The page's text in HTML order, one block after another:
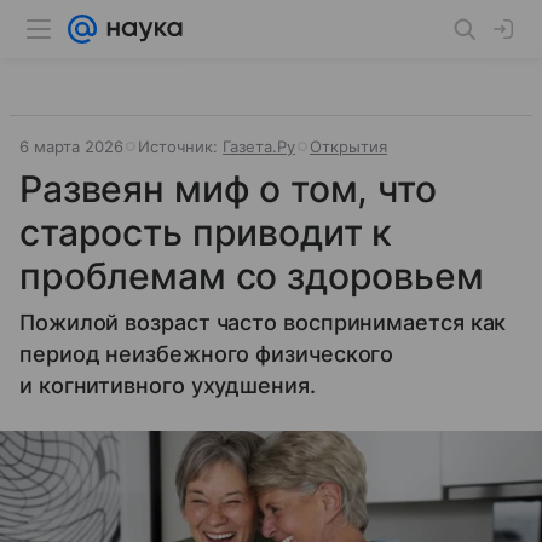
6 марта 2026 Источник: Газета.Ру Открытия
Развеян миф о том, что
старость приводит к
проблемам со здоровьем
Пожилой возраст часто воспринимается как
период неизбежного физического
и когнитивного ухудшения.